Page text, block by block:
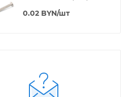
0.02 BYN/шт